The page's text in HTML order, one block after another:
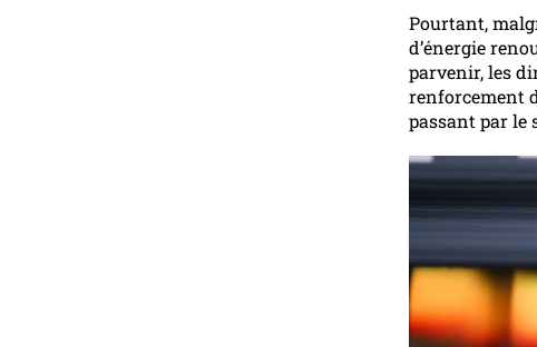
Pourtant,
d’énergie
parvenir, les
renforcement
passant par le